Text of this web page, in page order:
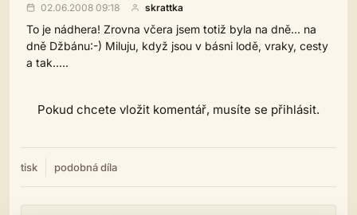
02.06.2008 09:18 skrattka
To je nádhera! Zrovna včera jsem totiž byla na dně... na
dně Džbánu:-) Miluju, když jsou v básni lodě, vraky, cesty
a tak.....
Pokud chcete vložit komentář, musíte se přihlásit.
tisk podobná díla